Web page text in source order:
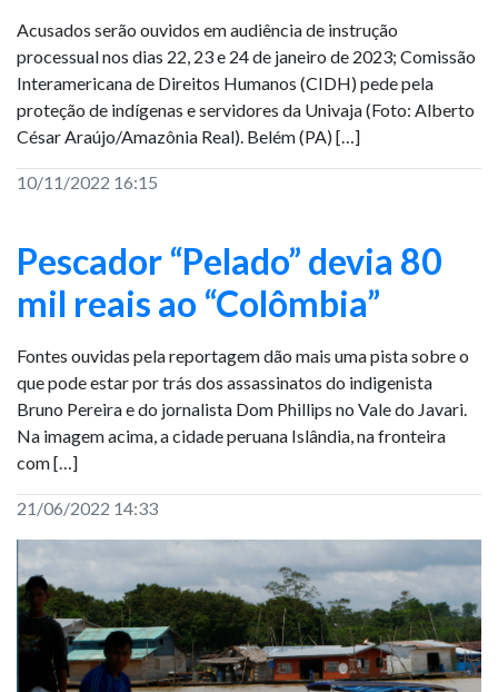
Acusados serão ouvidos em audiência de instrução
processual nos dias 22, 23 e 24 de janeiro de 2023; Comissão
Interamericana de Direitos Humanos (CIDH) pede pela
proteção de indígenas e servidores da Univaja (Foto: Alberto
César Araújo/Amazônia Real). Belém (PA) […]
10/11/2022 16:15
Pescador “Pelado” devia 80
mil reais ao “Colômbia”
Fontes ouvidas pela reportagem dão mais uma pista sobre o
que pode estar por trás dos assassinatos do indigenista
Bruno Pereira e do jornalista Dom Phillips no Vale do Javari.
Na imagem acima, a cidade peruana Islândia, na fronteira
com […]
21/06/2022 14:33